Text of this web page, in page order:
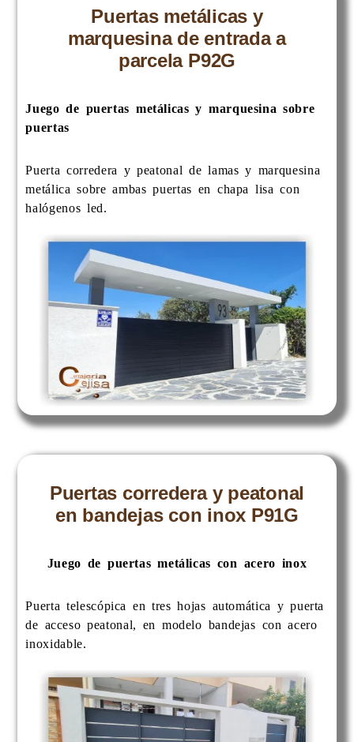
Puertas metálicas y
marquesina de entrada a
parcela P92G
Juego de puertas metálicas y marquesina sobre
puertas
Puerta corredera y peatonal de lamas y marquesina
metálica sobre ambas puertas en chapa lisa con
halógenos led.
Puertas corredera y peatonal
en bandejas con inox P91G
Juego de puertas metálicas con acero inox
Puerta telescópica en tres hojas automática y puerta
de acceso peatonal, en modelo bandejas con acero
inoxidable.